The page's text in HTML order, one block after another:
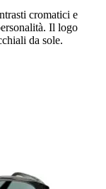
cromatici e
Il logo
da sole.